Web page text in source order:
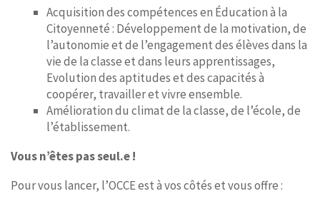
Acquisition des compétences en Éducation à la
Citoyenneté : Développement de la motivation, de
l’autonomie et de l’engagement des élèves dans la
vie de la classe et dans leurs apprentissages,
Evolution des aptitudes et des capacités à
coopérer, travailler et vivre ensemble.
Amélioration du climat de la classe, de l’école, de
l’établissement.
Vous n’êtes pas seul.e !
Pour vous lancer, l’OCCE est à vos côtés et vous offre :